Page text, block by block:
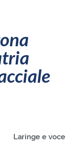
Laringe e voce